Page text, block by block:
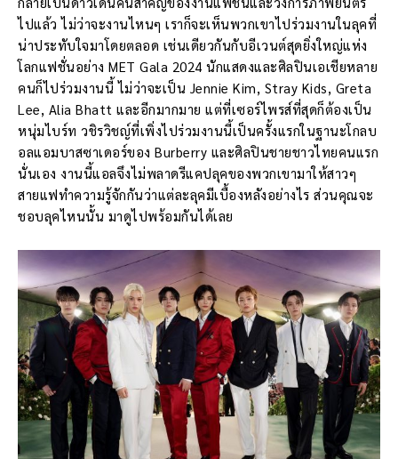
ไปแล้ว ไม่ว่าจะงานไหนๆ เราก็จะเห็นพวกเขาไปร่วมงานในลุคที่
น่าประทับใจมาโดยตลอด เช่นเดียวกันกับอีเวนต์สุดยิ่งใหญ่แห่ง
โลกแฟชั่นอย่าง MET Gala 2024 นักแสดงและศิลปินเอเชียหลาย
คนก็ไปร่วมงานนี้ ไม่ว่าจะเป็น Jennie Kim, Stray Kids, Greta
Lee, Alia Bhatt และอีกมากมาย แต่ที่เซอร์ไพรส์ที่สุดก็ต้องเป็น
หนุ่มไบร์ท วชิรวิชญ์ที่เพิ่งไปร่วมงานนี้เป็นครั้งแรกในฐานะโกลบ
อลแอมบาสซาเดอร์ของ Burberry และศิลปินชายชาวไทยคนแรก
นั่นเอง งานนี้แอลจึงไม่พลาดรีแคปลุคของพวกเขามาให้สาวๆ
สายแฟทำความรู้จักกันว่าแต่ละลุคมีเบื้องหลังอย่างไร ส่วนคุณจะ
ชอบลุคไหนนั้น มาดูไปพร้อมกันได้เลย